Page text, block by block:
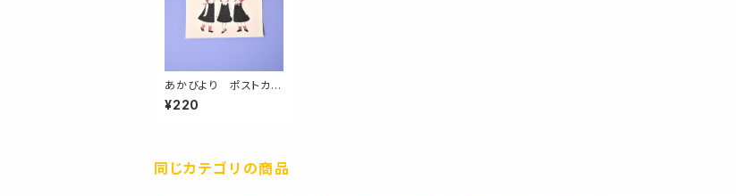
あかびより ポストカー
ド
¥220
同じカテゴリの商品